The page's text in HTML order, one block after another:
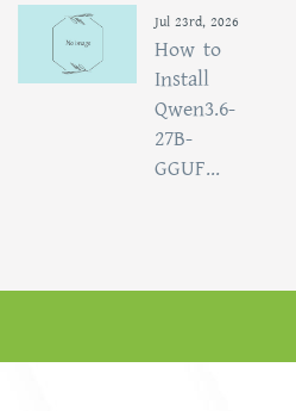
Jul 23rd, 2026
How to
Install
Qwen3.6-
27B-
GGUF...